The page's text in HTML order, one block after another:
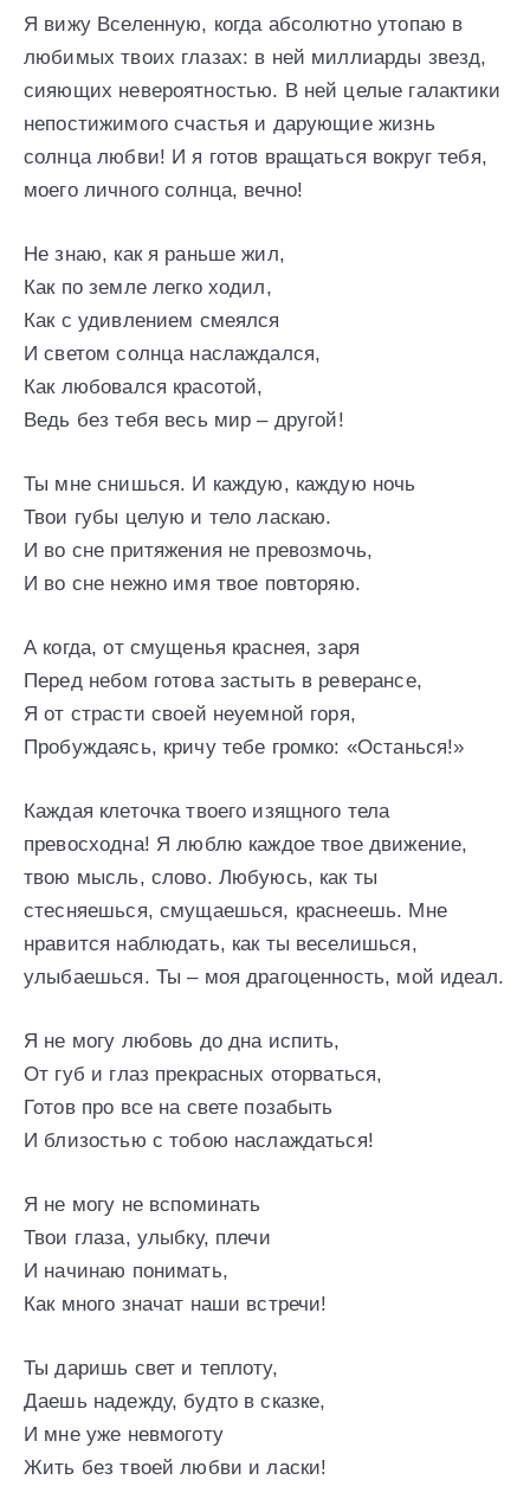
Я вижу Вселенную, когда абсолютно утопаю в
любимых твоих глазах: в ней миллиарды звезд,
сияющих невероятностью. В ней целые галактики
непостижимого счастья и дарующие жизнь
солнца любви! И я готов вращаться вокруг тебя,
моего личного солнца, вечно!
Не знаю, как я раньше жил,
Как по земле легко ходил,
Как с удивлением смеялся
И светом солнца наслаждался,
Как любовался красотой,
Ведь без тебя весь мир – другой!
Ты мне снишься. И каждую, каждую ночь
Твои губы целую и тело ласкаю.
И во сне притяжения не превозмочь,
И во сне нежно имя твое повторяю.
А когда, от смущенья краснея, заря
Перед небом готова застыть в реверансе,
Я от страсти своей неуемной горя,
Пробуждаясь, кричу тебе громко: «Останься!»
Каждая клеточка твоего изящного тела
превосходна! Я люблю каждое твое движение,
твою мысль, слово. Любуюсь, как ты
стесняешься, смущаешься, краснеешь. Мне
нравится наблюдать, как ты веселишься,
улыбаешься. Ты – моя драгоценность, мой идеал.
Я не могу любовь до дна испить,
От губ и глаз прекрасных оторваться,
Готов про все на свете позабыть
И близостью с тобою наслаждаться!
Я не могу не вспоминать
Твои глаза, улыбку, плечи
И начинаю понимать,
Как много значат наши встречи!
Ты даришь свет и теплоту,
Даешь надежду, будто в сказке,
И мне уже невмоготу
Жить без твоей любви и ласки!